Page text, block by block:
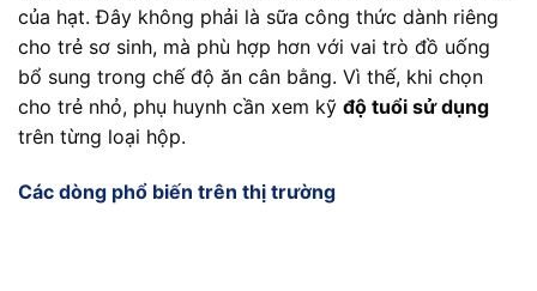
của hạt. Đây không phải là sữa công thức dành riêng
cho trẻ sơ sinh, mà phù hợp hơn với vai trò đồ uống
bổ sung trong chế độ ăn cân bằng. Vì thế, khi chọn
cho trẻ nhỏ, phụ huynh cần xem kỹ độ tuổi sử dụng
trên từng loại hộp.
Các dòng phổ biến trên thị trường